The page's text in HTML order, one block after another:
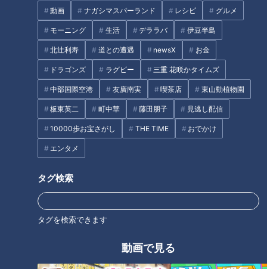
動画 ナガシマスパーランド レシピ グルメ
モーニング 生活 デララバ 伊豆半島
北辻利寿 道との遭遇 newsX お金
ドラゴンズ ラグビー 三重 花咲かタイムズ
中部国際空港 友廣南実 喫茶店 東山動植物園
板東英二 町中華 藤田朋子 見逃し配信
10000歩お宝さがし THE TIME おでかけ
エンタメ
タグ検索
タグを検索できます
動画で見る
グルメ チャント！ 加藤愛 岐阜
愛されフード
オススメ関連コンテンツ
ほぼ三重・桑名市だけ愛されフ
ード『いきものクッキー』をい
ほぼ三重・亀山市だけ愛されフ
フード】